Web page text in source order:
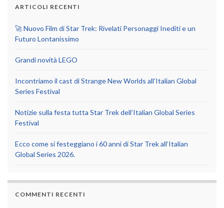
ARTICOLI RECENTI
🚀 Nuovo Film di Star Trek: Rivelati Personaggi Inediti e un
Futuro Lontanissimo
Grandi novità LEGO
Incontriamo il cast di Strange New Worlds all’Italian Global
Series Festival
Notizie sulla festa tutta Star Trek dell’Italian Global Series
Festival
Ecco come si festeggiano i 60 anni di Star Trek all’Italian
Global Series 2026.
COMMENTI RECENTI